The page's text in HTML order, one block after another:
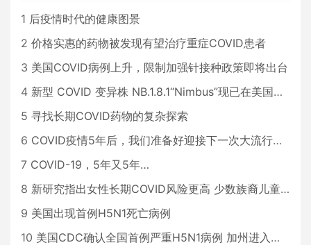
1 后疫情时代的健康图景
2 价格实惠的药物被发现有望治疗重症COVID患者
3 美国COVID病例上升，限制加强针接种政策即将出台
4 新型 COVID 变异株 NB.1.8.1“Nimbus”现已在美国占据主导地位
5 寻找长期COVID药物的复杂探索
6 COVID疫情5年后，我们准备好迎接下一次大流行了吗？
7 COVID-19，5年又5年…
8 新研究指出女性长期COVID风险更高 少数族裔儿童存在差异
9 美国出现首例H5N1死亡病例
10 美国CDC确认全国首例严重H5N1病例 加州进入紧急状态